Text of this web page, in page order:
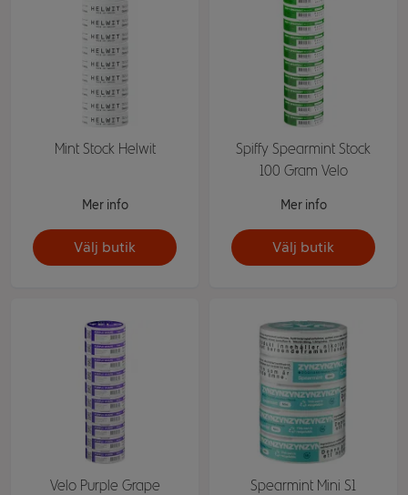
Mint Stock Helwit
Mer info
Välj butik
Spiffy Spearmint Stock
100 Gram Velo
Mer info
Välj butik
Velo Purple Grape
Spearmint Mini S1